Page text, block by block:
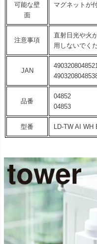
可能な壁
面
マグネットが
注意事項
直射日光や火
用しないでく
JAN
4903208048521
品番
04852
04853
型番 LD-TW AI WH